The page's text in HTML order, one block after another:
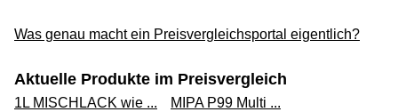
Was genau macht ein Preisvergleichsportal eigentlich?
Aktuelle Produkte im Preisvergleich
1L MISCHLACK wie ...
MIPA P99 Multi ...